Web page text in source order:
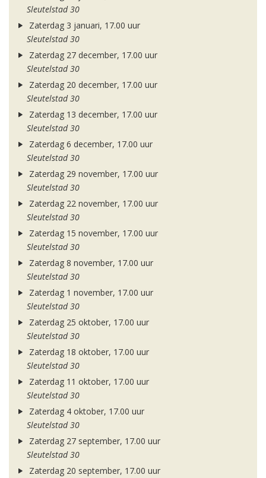
Sleutelstad 30
Zaterdag 3 januari, 17.00 uur
Sleutelstad 30
Zaterdag 27 december, 17.00 uur
Sleutelstad 30
Zaterdag 20 december, 17.00 uur
Sleutelstad 30
Zaterdag 13 december, 17.00 uur
Sleutelstad 30
Zaterdag 6 december, 17.00 uur
Sleutelstad 30
Zaterdag 29 november, 17.00 uur
Sleutelstad 30
Zaterdag 22 november, 17.00 uur
Sleutelstad 30
Zaterdag 15 november, 17.00 uur
Sleutelstad 30
Zaterdag 8 november, 17.00 uur
Sleutelstad 30
Zaterdag 1 november, 17.00 uur
Sleutelstad 30
Zaterdag 25 oktober, 17.00 uur
Sleutelstad 30
Zaterdag 18 oktober, 17.00 uur
Sleutelstad 30
Zaterdag 11 oktober, 17.00 uur
Sleutelstad 30
Zaterdag 4 oktober, 17.00 uur
Sleutelstad 30
Zaterdag 27 september, 17.00 uur
Sleutelstad 30
Zaterdag 20 september, 17.00 uur